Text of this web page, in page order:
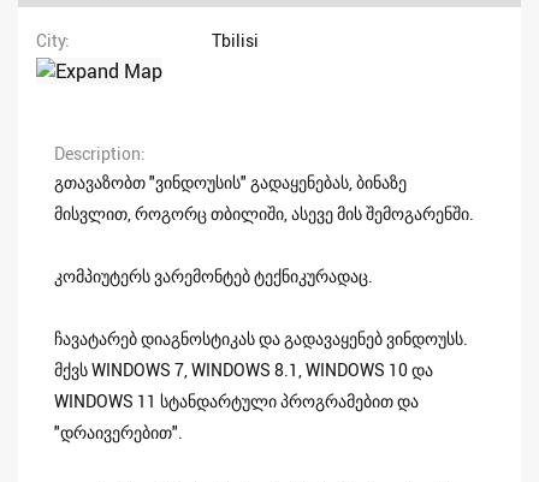
City Tbilisi
Description
გთავაზობთ "ვინდოუსის" გადაყენებას, ბინაზე
მისვლით, როგორც თბილიში, ასევე მის შემოგარენში.
კომპიუტერს ვარემონტებ ტექნიკურადაც.
ჩავატარებ დიაგნოსტიკას და გადავაყენებ ვინდოუსს.
მქვს WINDOWS 7, WINDOWS 8.1, WINDOWS 10 და
WINDOWS 11 სტანდარტული პროგრამებით და
"დრაივერებით".